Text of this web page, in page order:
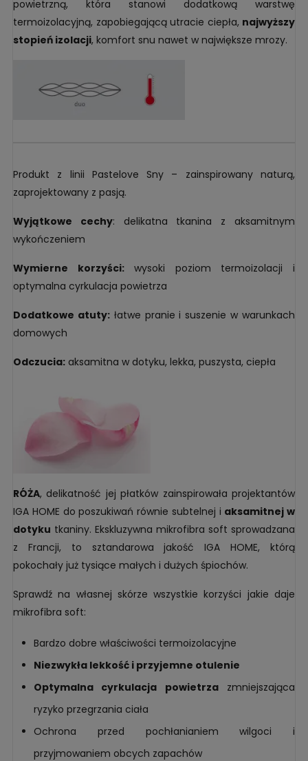
powietrzną, która stanowi dodatkową warstwę
termoizolacyjną, zapobiegającą utracie ciepła, najwyższy
stopień izolacji, komfort snu nawet w największe mrozy.
Produkt z linii Pastelove Sny – zainspirowany naturą,
zaprojektowany z pasją.
Wyjątkowe cechy: delikatna tkanina z aksamitnym
wykończeniem
Wymierne korzyści:wysoki poziom termoizolacji i
optymalna cyrkulacja powietrza
Dodatkowe atuty:łatwe pranie i suszenie w warunkach
domowych
Odczucia: aksamitna w dotyku, lekka, puszysta, ciepła
RÓŻA, delikatność jej płatków zainspirowała projektantów
IGA HOME do poszukiwań równie subtelnej i aksamitnej w
dotyku tkaniny. Ekskluzywna mikrofibra soft sprowadzana
z Francji, to sztandarowa jakość IGA HOME, którą
pokochały już tysiące małych i dużych śpiochów.
Sprawdź na własnej skórze wszystkie korzyści jakie daje
mikrofibra soft:
Bardzo dobre właściwości termoizolacyjne
Niezwykła lekkość i przyjemne otulenie
Optymalna cyrkulacja powietrzazmniejszająca
ryzyko przegrzania ciała
Ochrona przed pochłanianiem wilgoci i
przyjmowaniem obcych zapachów